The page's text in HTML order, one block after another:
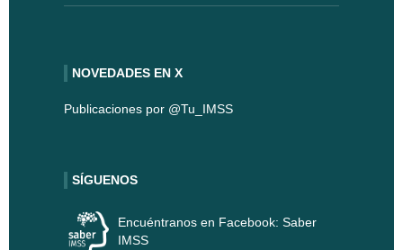
NOVEDADES EN X
Publicaciones por @Tu_IMSS
SÍGUENOS
Encuéntranos en Facebook: Saber
IMSS